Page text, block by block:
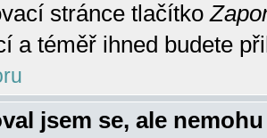
stránce tlačítko
a téměř ihned budete
jsem se, ale